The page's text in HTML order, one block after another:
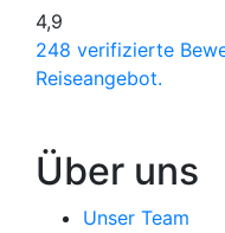
4,9
248 verifizierte
Reiseangebot.
Über uns
Unser Team